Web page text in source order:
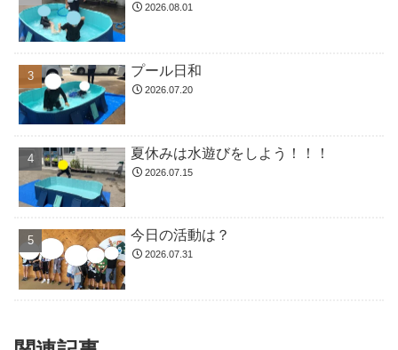
2026.08.01
プール日和
2026.07.20
夏休みは水遊びをしよう！！！
2026.07.15
今日の活動は？
2026.07.31